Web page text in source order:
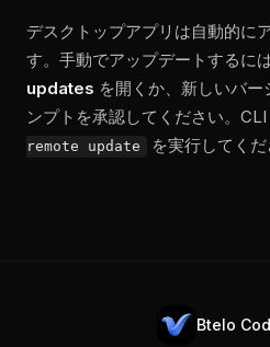
デスクトップアプリは自動的に
す。手動でアップデートするには
updates を開くか、新しいバ
ンプトを承認してください。
remote update
を実行してくだ
Btelo